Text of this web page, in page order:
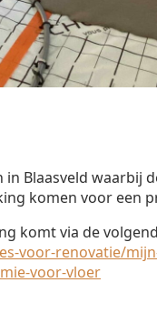
Blaasveld waarbij
komen voor een
komt via de
voor-renovatie/
voor-vloer